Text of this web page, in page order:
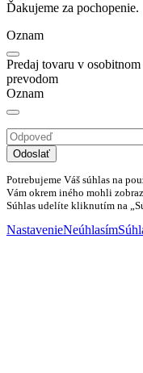
Ďakujeme za pochopenie.
Oznam
Predaj tovaru v
prevodom
Oznam
Odoslať
Potrebujeme Váš súhlas na
Vám okrem iného mohli
Súhlas udelíte kliknutím na
NastavenieNeúhlasím